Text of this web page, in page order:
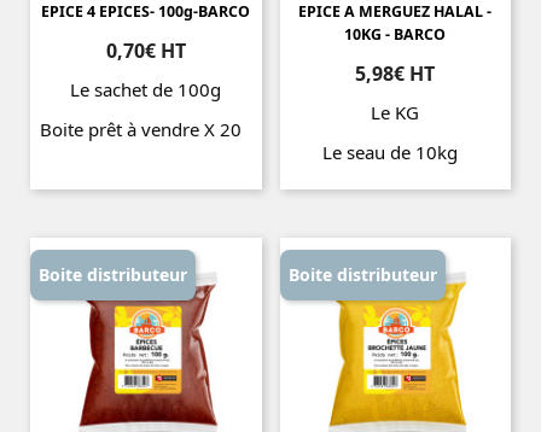
EPICE 4 EPICES- 100g-BARCO
0,70€ HT
Le sachet de 100g
Boite prêt à vendre X 20
EPICE A MERGUEZ HALAL -
10KG - BARCO
5,98€ HT
Le KG
Le seau de 10kg
Prix
Boite distributeur Boite distributeur